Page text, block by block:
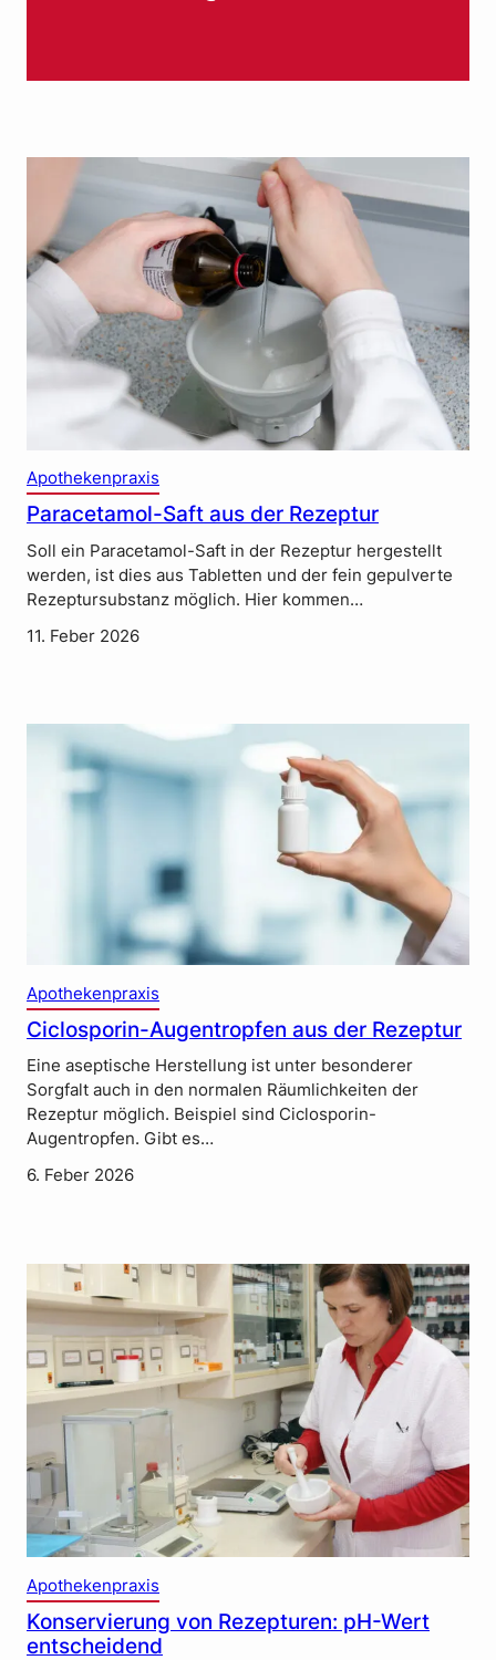
Apothekenpraxis
Paracetamol-Saft aus der Rezeptur
Soll ein Paracetamol-Saft in der Rezeptur hergestellt
werden, ist dies aus Tabletten und der fein gepulverte
Rezeptursubstanz möglich. Hier kommen…
11. Feber 2026
Apothekenpraxis
Ciclosporin-Augentropfen aus der Rezeptur
Eine aseptische Herstellung ist unter besonderer
Sorgfalt auch in den normalen Räumlichkeiten der
Rezeptur möglich. Beispiel sind Ciclosporin-
Augentropfen. Gibt es…
6. Feber 2026
Apothekenpraxis
Konservierung von Rezepturen: pH-Wert
entscheidend